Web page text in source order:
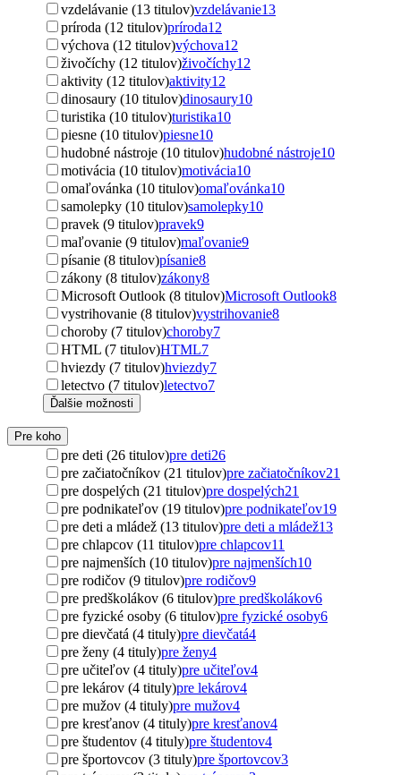
vzdelávanie (13 titulov)vzdelávanie13
príroda (12 titulov)príroda12
výchova (12 titulov)výchova12
živočíchy (12 titulov)živočíchy12
aktivity (12 titulov)aktivity12
dinosaury (10 titulov)dinosaury10
turistika (10 titulov)turistika10
piesne (10 titulov)piesne10
hudobné nástroje (10 titulov)hudobné nástroje10
motivácia (10 titulov)motivácia10
omaľovánka (10 titulov)omaľovánka10
samolepky (10 titulov)samolepky10
pravek (9 titulov)pravek9
maľovanie (9 titulov)maľovanie9
písanie (8 titulov)písanie8
zákony (8 titulov)zákony8
Microsoft Outlook (8 titulov)Microsoft Outlook8
vystrihovanie (8 titulov)vystrihovanie8
choroby (7 titulov)choroby7
HTML (7 titulov)HTML7
hviezdy (7 titulov)hviezdy7
letectvo (7 titulov)letectvo7
Ďalšie možnosti
Pre koho
pre deti (26 titulov)pre deti26
pre začiatočníkov (21 titulov)pre začiatočníkov21
pre dospelých (21 titulov)pre dospelých21
pre podnikateľov (19 titulov)pre podnikateľov19
pre deti a mládež (13 titulov)pre deti a mládež13
pre chlapcov (11 titulov)pre chlapcov11
pre najmenších (10 titulov)pre najmenších10
pre rodičov (9 titulov)pre rodičov9
pre predškolákov (6 titulov)pre predškolákov6
pre fyzické osoby (6 titulov)pre fyzické osoby6
pre dievčatá (4 tituly)pre dievčatá4
pre ženy (4 tituly)pre ženy4
pre učiteľov (4 tituly)pre učiteľov4
pre lekárov (4 tituly)pre lekárov4
pre mužov (4 tituly)pre mužov4
pre kresťanov (4 tituly)pre kresťanov4
pre študentov (4 tituly)pre študentov4
pre športovcov (3 tituly)pre športovcov3